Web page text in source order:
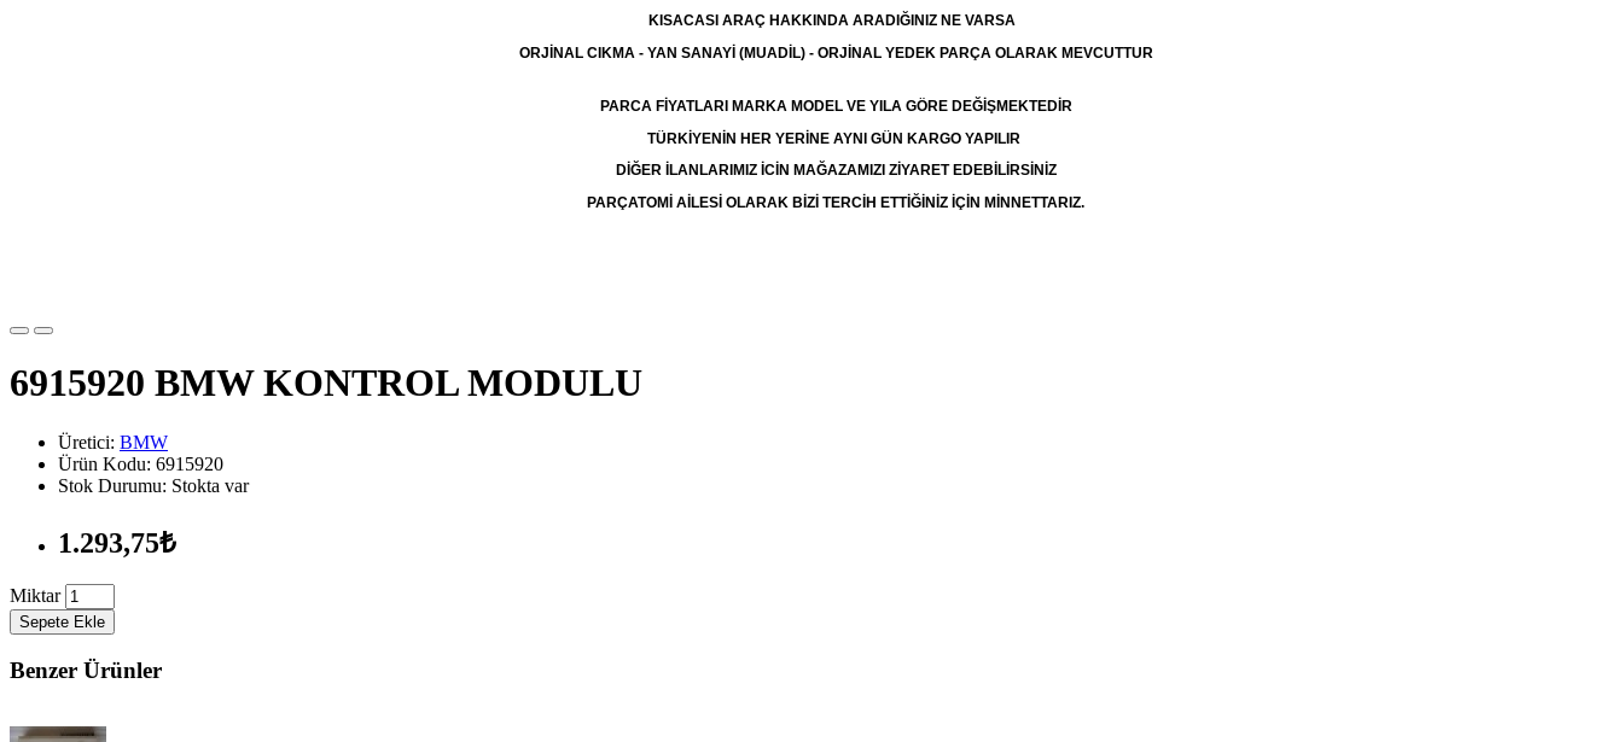
KISACASI ARAÇ HAKKINDA ARADIĞINIZ NE VARSA
ORJİNAL CIKMA - YAN SANAYİ (MUADİL) - ORJİNAL YEDEK PARÇA OLARAK MEVCUTTUR
PARCA FİYATLARI MARKA MODEL VE YILA GÖRE DEĞİŞMEKTEDİR
TÜRKİYENİN HER YERİNE AYNI GÜN KARGO YAPILIR
DİĞER İLANLARIMIZ İCİN MAĞAZAMIZI ZİYARET EDEBİLİRSİNİZ
PARÇATOMİ AİLESİ OLARAK BİZİ TERCİH ETTİĞİNİZ İÇİN MİNNETTARIZ.
6915920 BMW KONTROL MODULU
Üretici: BMW
Ürün Kodu: 6915920
Stok Durumu: Stokta var
1.293,75₺
Miktar
Sepete Ekle
Benzer Ürünler